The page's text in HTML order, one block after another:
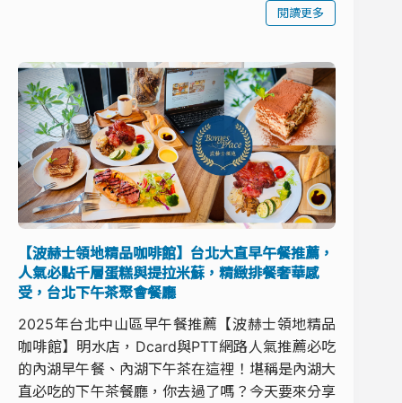
閱讀更多
【波赫士領地精品咖啡館】台北大直早午餐推薦，
人氣必點千層蛋糕與提拉米蘇，精緻排餐奢華感
受，台北下午茶聚會餐廳
2025年台北中山區早午餐推薦【波赫士領地精品
咖啡館】明水店，Dcard與PTT網路人氣推薦必吃
的內湖早午餐、內湖下午茶在這裡！堪稱是內湖大
直必吃的下午茶餐廳，你去過了嗎？今天要來分享